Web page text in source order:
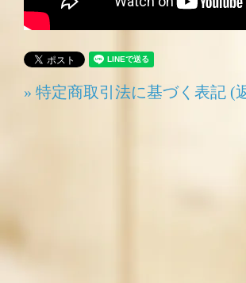
» 特定商取引法に基づく表記 (